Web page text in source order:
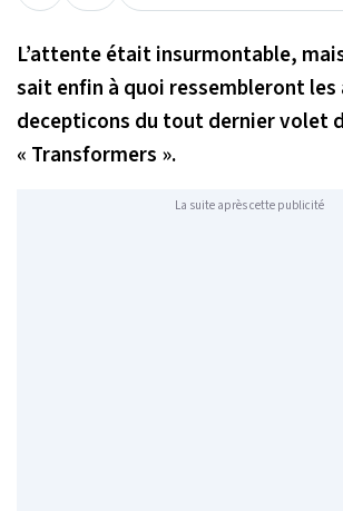
L’attente était insurmontable,
sait enfin à quoi ressembleront
decepticons du tout dernier volet
« Transformers ».
La suite après cette publicité